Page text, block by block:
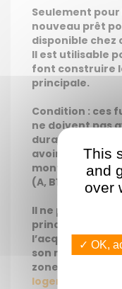
Seulement
nouveau prêt
disponible chez
Il est utilisable
font construire
principale.
Condition : ces
ne doivent pas
durant les 2
avoir de
montants
(A, B1,B2 ou C)
Il ne peut
principal et ne
l’acquisition.
son montant
zone et donc la
logement
This
and
over
✓ OK,